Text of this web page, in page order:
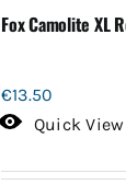
Fox Camolite XL
€13.50
Quick View